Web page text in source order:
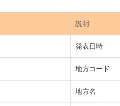
説明
発表日時
地方コード
地方名